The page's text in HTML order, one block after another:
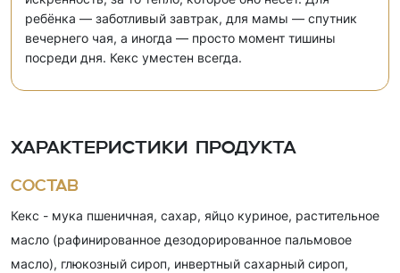
ребёнка — заботливый завтрак, для мамы — спутник
вечернего чая, а иногда — просто момент тишины
посреди дня. Кекс уместен всегда.
Характеристики продукта
Состав
Кекс - мука пшеничная, сахар, яйцо куриное, растительное
масло (рафинированное дезодорированное пальмовое
масло), глюкозный сироп, инвертный сахарный сироп,